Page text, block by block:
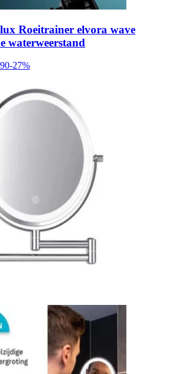
Roeitrainer elvora wave
waterweerstand
-27%